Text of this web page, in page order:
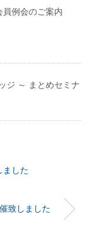
例会のご案内
ジ ～ まとめセミナ
した
致しました